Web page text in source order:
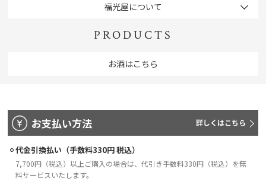
福光屋について
PRODUCTS
お酒はこちら
お支払い方法 詳しくはこちら
代金引換払い（手数料330円 税込）
7,700円（税込）以上ご購入の場合は、代引き手数料330円（税込）を無
料サービスいたします。